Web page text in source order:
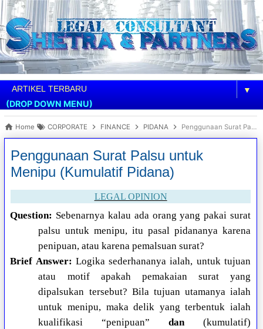
▼
(DROP DOWN MENU)
Home CORPORATE FINANCE PIDANA Penggunaan Surat Palsu untuk Menipu (Kumulatif Pidana)
Penggunaan Surat Palsu untuk
Menipu (Kumulatif Pidana)
LEGAL OPINION
Question: Sebenarnya kalau ada orang yang pakai surat
palsu untuk menipu, itu pasal pidananya karena
penipuan, atau karena pemalsuan surat?
Brief Answer: Logika sederhananya ialah, untuk tujuan
atau motif apakah pemakaian surat yang
dipalsukan tersebut? Bila tujuan utamanya ialah
untuk menipu, maka delik yang terbentuk ialah
kualifikasi “penipuan”dan(kumulatif)